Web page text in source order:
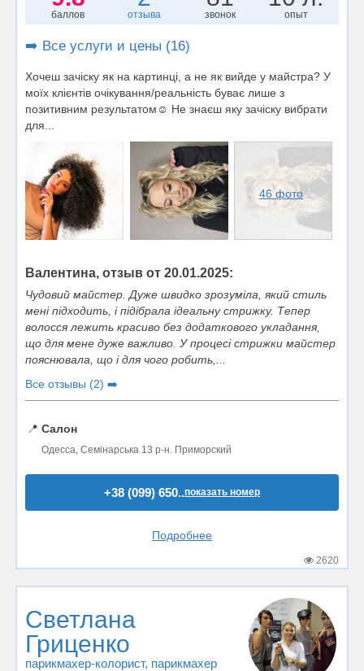
баллов отзыва звонок опыт
➡️ Все услуги и цены (16)
Хочеш зачіску як на картинці, а не як вийде у майстра? У
моїх клієнтів очікування/реальність буває лише з
позитивним результатом☺️ Не знаєш яку зачіску вибрати
для...
46 фото
Валентина, отзыв от 20.01.2025:
Чудовий майстер. Дуже швидко зрозуміла, який стиль
мені підходить, і підібрала ідеальну стрижку. Тепер
волосся лежить красиво без додаткового укладання,
що для мене дуже важливо. У процесі стрижки майстер
пояснювала, що і для чого робить,...
Все отзывы (2) ➡️
📍 Салон
Одесса, Семінарська 13 р-н. Приморский
+38 (099) 650..показать номер
Подробнее
2620
Светлана
Гриценко
парикмахер-колорист, парикмахер